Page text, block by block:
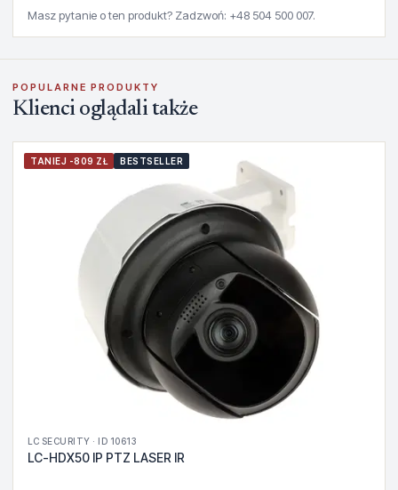
Masz pytanie o ten produkt? Zadzwoń: +48 504 500 007.
POPULARNE PRODUKTY
Klienci oglądali także
TANIEJ -809 ZŁ BESTSELLER
LC SECURITY · ID 10613
LC-HDX50 IP PTZ LASER IR